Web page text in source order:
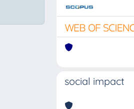
social impact